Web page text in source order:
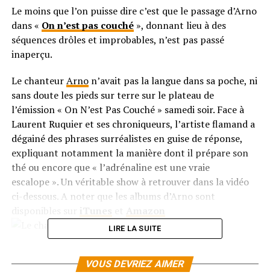
Le moins que l’on puisse dire c’est que le passage d’Arno
dans « On n’est pas couché», donnant lieu à des
séquences drôles et improbables, n’est pas passé
inaperçu.
Le chanteurArnon’avait pas la langue dans sa poche, ni
sans doute les pieds sur terre sur le plateau de
l’émission « On N’est Pas Couché » samedi soir. Face à
Laurent Ruquier et ses chroniqueurs, l’artiste flamand a
dégainé des phrases surréalistes en guise de réponse,
expliquant notamment la manière dont il prépare son
thé ou encore que « l’adrénaline est une vraie
escalope ». Un véritable show à retrouver dans la vidéo
ci-dessous. A noter que les albums d’Arno sont
LIRE LA SUITE
VOUS DEVRIEZ AIMER